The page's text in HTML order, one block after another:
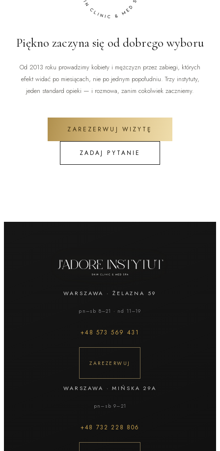
Piękno zaczyna się od dobrego wyboru
Od 2013 roku prowadzimy kobiety i mężczyzn przez zabiegi, których
efekt widać po miesiącach, nie po jednym popołudniu. Trzy instytuty,
jeden standard opieki — i rozmowa, zanim cokolwiek zaczniemy.
ZAREZERWUJ WIZYTĘ
ZADAJ PYTANIE
WARSZAWA · ŻELAZNA 59
pn–sb 8–21 · nd 11–19
+48573 569 431
ZAREZERWUJ
WARSZAWA ·MIŃSKA 29A
pn–sb 9–21
+48 732 228 806